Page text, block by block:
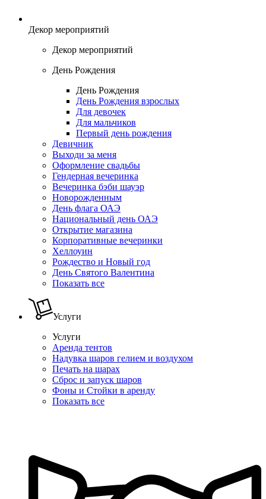
Декор мероприятий
Декор мероприятий
День Рождения
День Рождения
День Рождения взрослых
Для девочек
Для мальчиков
Первый день рождения
Девичник
Выходи за меня
Оформление свадьбы
Гендерная вечеринка
Вечеринка бэби шауэр
Новорожденным
День флага ОАЭ
Национальный день ОАЭ
Открытие магазина
Корпоративные вечеринки
Хеллоуин
Рождество и Новый год
День Святого Валентина
Показать все
Услуги
Услуги
Аренда тентов
Надувка шаров гелием и воздухом
Печать на шарах
Сброс и запуск шаров
Фоны и Стойки в аренду
Показать все